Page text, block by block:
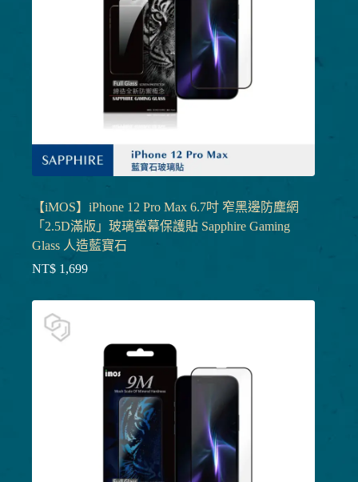
【iMOS】iPhone 12 Pro Max 6.7吋 窄黑邊防塵網
「2.5D滿版」玻璃螢幕保護貼 Sapphire Gaming
Glass 人造藍寶石
NT$ 1,699